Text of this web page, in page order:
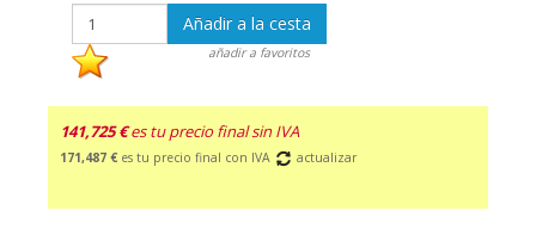
Añadir a la cesta
añadir a favoritos
141,725 € es tu precio final sin IVA
171,487 € es tu precio final con IVA actualizar